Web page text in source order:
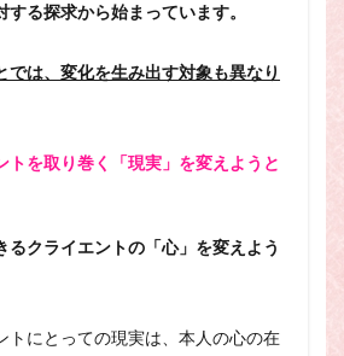
る探求から始まっています。
では、変化を生み出す対象も異なり
トを取り巻く「現実」を変えようと
るクライエントの「心」を変えよう
トにとっての現実は、本人の心の在